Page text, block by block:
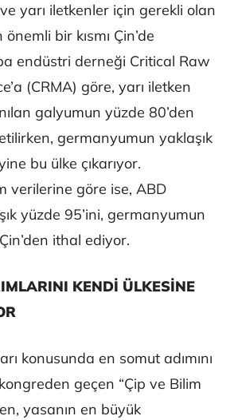
yarı iletkenler için gerekli olan
bir kısmı Çin’de
endüstri derneği Critical Raw
(CRMA) göre, yarı iletken
galyumun yüzde 80’den
germanyumun yaklaşık
bu ülke çıkarıyor.
verilerine göre ise, ABD
yüzde 95’ini, germanyumun
ithal ediyor.
KENDİ ÜLKESİNE
konusunda en somut adımını
geçen “Çip ve Bilim
yasanın en büyük